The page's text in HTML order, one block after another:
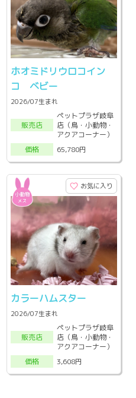
ホオミドリウロコイン
コ ベビー
2026/07生まれ
販売店
ペットプラザ岐阜
店（鳥・小動物・
アクアコーナー）
価格
65,780円
お気に入り
カラーハムスター
2026/07生まれ
販売店
ペットプラザ岐阜
店（鳥・小動物・
アクアコーナー）
価格
3,608円